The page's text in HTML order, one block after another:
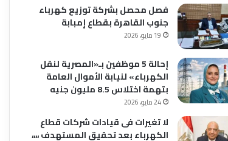
فصل محصل بشركة توزيع كهرباء
جنوب القاهرة بقطاع إمبابة
19 مايو، 2026
إحالة 5 موظفين بـ«المصرية لنقل
الكهرباء» لنيابة الأموال العامة
بتهمة اختلاس 8.5 مليون جنيه
24 مايو، 2026
لا تغيرات فى قيادات شركات قطاع
الكهرباء بعد تحقيق المستهدف ،،،،